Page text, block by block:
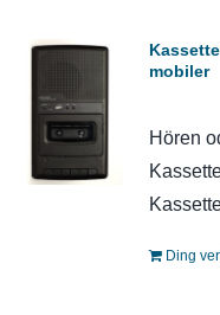
mobiler
Hören
Ding